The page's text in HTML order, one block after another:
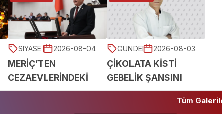
SIYASET
2026-08-04
23:14
MERİÇ’TEN
CEZAEVLERİNDEKİ
KÖTÜ KOŞULLAR İÇİN
GUNDEM
2026-08-03
19:44
ÇİKOLATA KİSTİ
GEBELİK ŞANSINI
ETKİLEYEBİLİR
Tüm